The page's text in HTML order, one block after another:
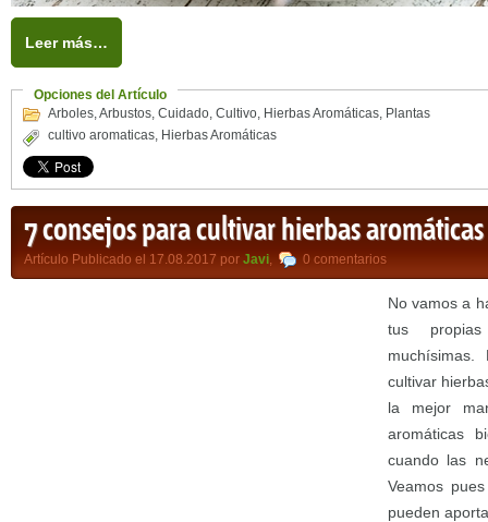
Leer más…
Opciones del Artículo
Arboles,Arbustos, Cuidado, Cultivo, Hierbas Aromáticas, Plantas
cultivo aromaticas, Hierbas Aromáticas
7 consejos para cultivar hierbas
Artículo Publicado el 17.08.2017 por Javi, 0 comentarios
No vamos a
tus
cultivar
la mejor
aromáticas
cuando las
Veamos
pueden